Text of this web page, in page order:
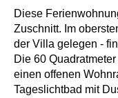
Diese
Zuschnitt. Im
der Villa gelegen -
Die 60
einen offenen
Tageslichtbad mit